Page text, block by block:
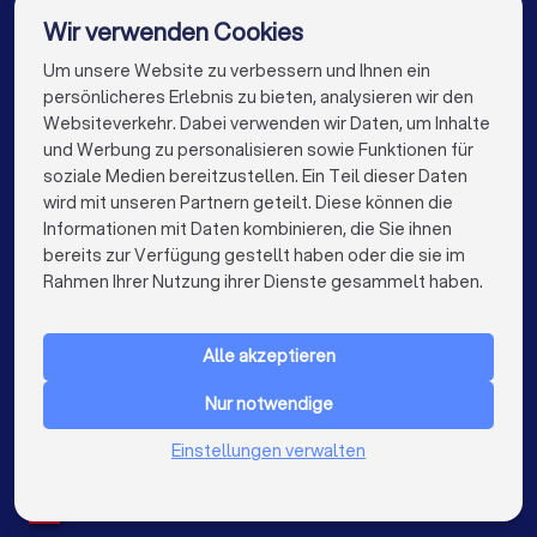
DJs in Dortmund
DJs in Essen
DJs in Nürnberg
DJs in Dresden
DJs in Hannover
DJs in Leipzig
DJs in Duisburg
DJs in Bochum
DJs in Wuppertal
DJs in Bielefeld
DJs in Bonn
DJs in Münster
DJs in der Nähe
Die besten DJs für Sie
info@trustlocal.de
FÜR PRIVATPERSONEN
Niederlande
Wir verwenden Cookies
Um unsere Website zu verbessern und Ihnen ein
persönlicheres Erlebnis zu bieten, analysieren wir den
Websiteverkehr. Dabei verwenden wir Daten, um Inhalte
und Werbung zu personalisieren sowie Funktionen für
soziale Medien bereitzustellen. Ein Teil dieser Daten
wird mit unseren Partnern geteilt. Diese können die
Informationen mit Daten kombinieren, die Sie ihnen
bereits zur Verfügung gestellt haben oder die sie im
Rahmen Ihrer Nutzung ihrer Dienste gesammelt haben.
Alle akzeptieren
Nur notwendige
Einstellungen verwalten